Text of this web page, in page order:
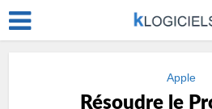
Apple
Résoudre le